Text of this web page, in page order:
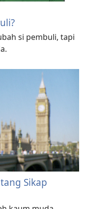
si pembuli, tapi
Sikap